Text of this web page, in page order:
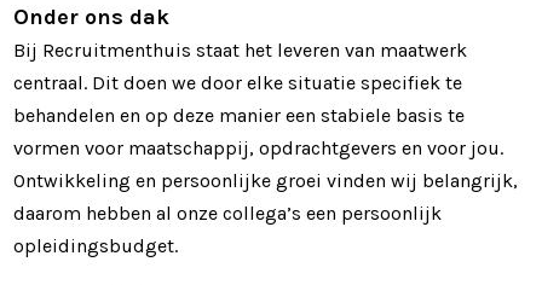
Onder ons dak
Bij Recruitmenthuis staat het leveren van maatwerk
centraal. Dit doen we door elke situatie specifiek te
behandelen en op deze manier een stabiele basis te
vormen voor maatschappij, opdrachtgevers en voor jou.
Ontwikkeling en persoonlijke groei vinden wij belangrijk,
daarom hebben al onze collega’s een persoonlijk
opleidingsbudget.